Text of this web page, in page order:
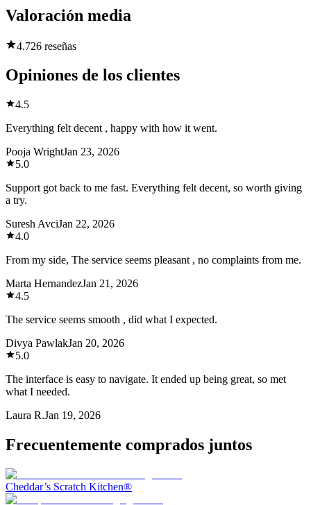
Valoración media
4.726 reseñas
Opiniones de los clientes
4.5
Everything felt decent , happy with how it went.
Pooja WrightJan 23, 2026
5.0
Support got back to me fast. Everything felt decent, so worth giving
a try.
Suresh AvciJan 22, 2026
4.0
From my side, The service seems pleasant , no complaints from me.
Marta HernandezJan 21, 2026
4.5
The service seems smooth , did what I expected.
Divya PawlakJan 20, 2026
5.0
The interface is easy to navigate. It ended up being great, so met
what I needed.
Laura R.Jan 19, 2026
Frecuentemente comprados juntos
Cheddar’s Scratch Kitchen®